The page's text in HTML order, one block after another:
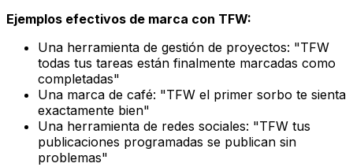
Ejemplos efectivos de marca con TFW:
Una herramienta de gestión de proyectos: "TFW
todas tus tareas están finalmente marcadas como
completadas"
Una marca de café: "TFW el primer sorbo te sienta
exactamente bien"
Una herramienta de redes sociales: "TFW tus
publicaciones programadas se publican sin
problemas"